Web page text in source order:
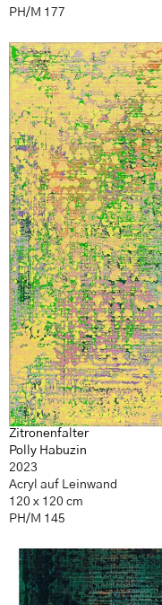
PH/M 177
Zitronenfalter
Polly Habuzin
2023
Acryl auf Leinwand
120 x 120 cm
PH/M 145